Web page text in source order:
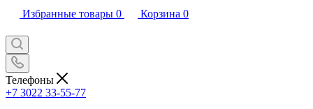
Избранные товары 0 Корзина 0
Телефоны
+7 3022 33-55-77